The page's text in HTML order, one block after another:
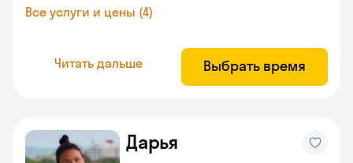
Все услуги и цены (4)
Читать дальше Выбрать время
Дарья